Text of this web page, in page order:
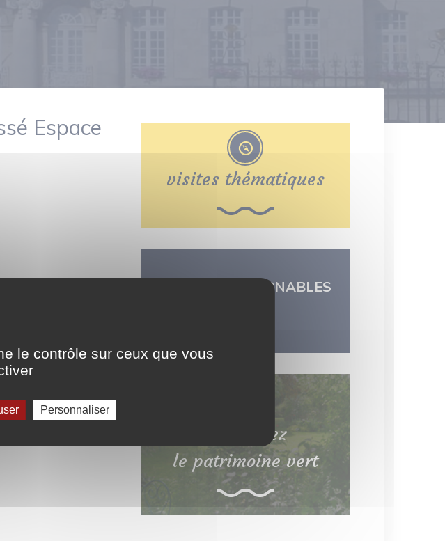
Espace
visites thématiques
LES INCONTOURNABLES
Découvrez
le patrimoine vert
le contrôle sur ceux que vous
Personnaliser